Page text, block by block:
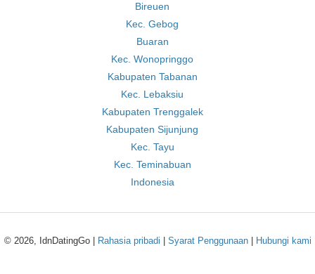
Bireuen
Kec. Gebog
Buaran
Kec. Wonopringgo
Kabupaten Tabanan
Kec. Lebaksiu
Kabupaten Trenggalek
Kabupaten Sijunjung
Kec. Tayu
Kec. Teminabuan
Indonesia
© 2026, IdnDatingGo | Rahasia pribadi Syarat Penggunaan| Hubungi kami